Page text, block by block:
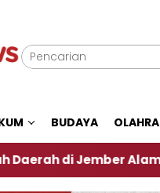
BUDAYA
Jember Alami Krisi Air